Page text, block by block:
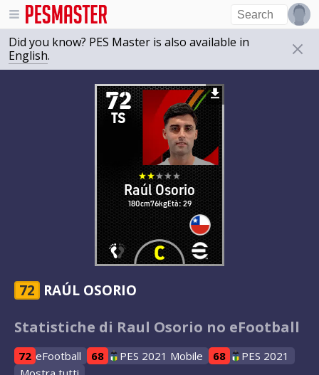
Did you know? PES Master is also available in
English.
72
TS
Raúl Osorio
180cm76kgEtà: 29
72 RAÚL OSORIO
Statistiche di Raul Osorio no eFootball
72 eFootball 68 PES 2021 Mobile 68
PES 2021